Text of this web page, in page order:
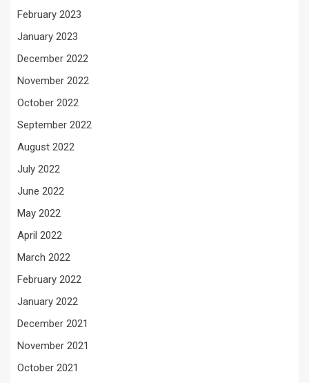
February 2023
January 2023
December 2022
November 2022
October 2022
September 2022
August 2022
July 2022
June 2022
May 2022
April 2022
March 2022
February 2022
January 2022
December 2021
November 2021
October 2021